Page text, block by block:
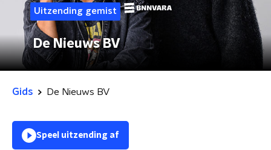
Uitzending gemist
De Nieuws BV
Gids De Nieuws BV
Speel uitzending af